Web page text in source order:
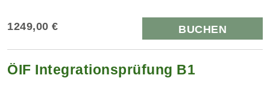
1249,00 € BUCHEN
ÖIF Integrationsprüfung B1